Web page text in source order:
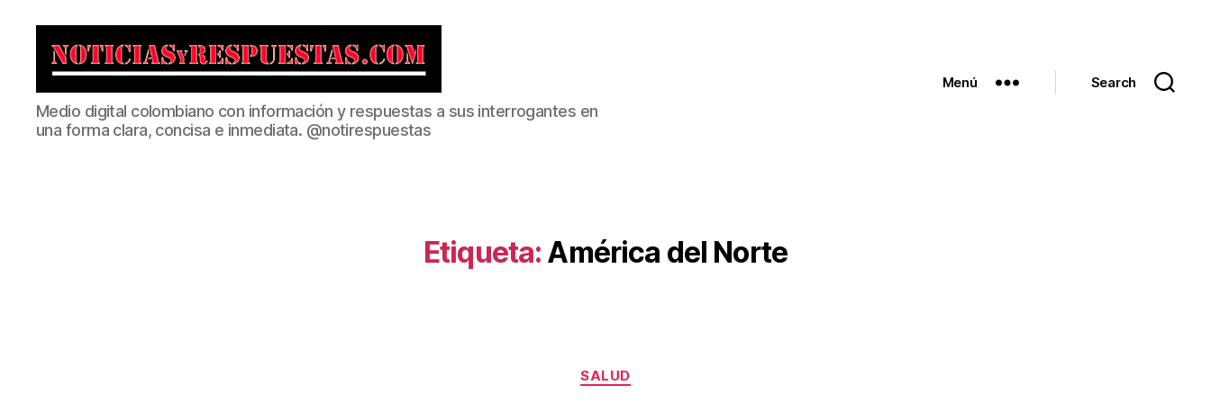
Noticias
y
Respuestas
Medio digital colombiano con información y respuestas a sus interrogantes en
una forma clara, concisa e inmediata. @notirespuestas
Menú Search
Etiqueta: América del Norte
Categorías
SALUD